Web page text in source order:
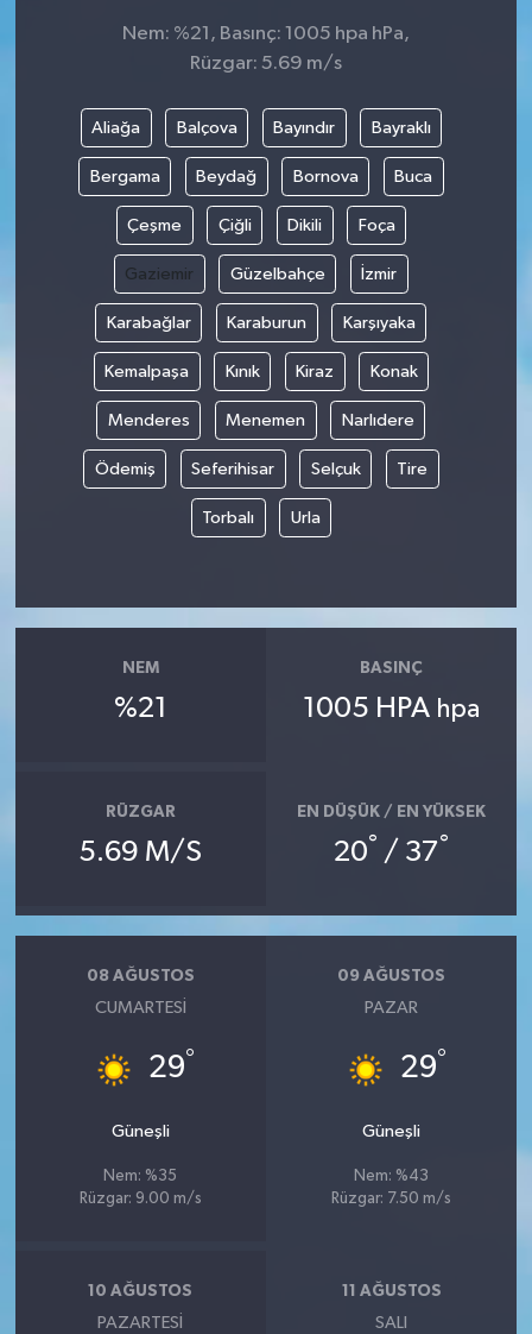
Nem: %21, Basınç: 1005 hpa hPa,
Rüzgar: 5.69 m/s
Aliağa Balçova Bayındır Bayraklı
Bergama Beydağ Bornova Buca
Çeşme Çiğli Dikili Foça
Gaziemir Güzelbahçe İzmir
Karabağlar Karaburun Karşıyaka
Kemalpaşa Kınık Kiraz Konak
Menderes Menemen Narlıdere
Ödemiş Seferihisar Selçuk Tire
Torbalı Urla
NEM
%21
BASINÇ
1005 HPA hpa
RÜZGAR
5.69 M/S
EN DÜŞÜK / EN YÜKSEK
20° / 37°
08 AĞUSTOS
CUMARTESI
29°
Güneşli
Nem: %35
Rüzgar: 9.00 m/s
09 AĞUSTOS
PAZAR
29°
Güneşli
Nem: %43
Rüzgar: 7.50 m/s
10 AĞUSTOS
PAZARTESI
11 AĞUSTOS
SALI